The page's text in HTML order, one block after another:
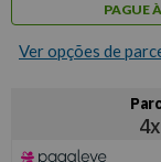
PAGUE
Ver opções de